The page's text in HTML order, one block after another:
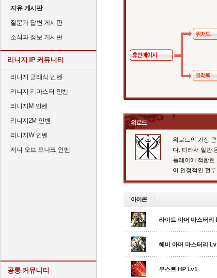
자유 게시판
질문과 답변 게시판
소식과 정보 게시판
리니지 IP 커뮤니티
리니지 클래식 인벤
리니지 리마스터 인벤
리니지M 인벤
리니지2M 인벤
리니지W 인벤
저니 오브 모나크 인벤
공통 커뮤니티
워로드
워로드의 가장
다. 따라서 일반
플레이에 적합
어 안정적인 전
아이콘
라이트 아머 마스터리
헤비 아머 마스터리
부스트 HP Lv1